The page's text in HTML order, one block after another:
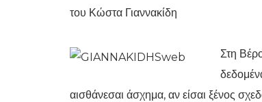
του Κώστα Γιαννακίδη
Στη
αισθάνεσαι άσχημα, αν είσαι ξένος